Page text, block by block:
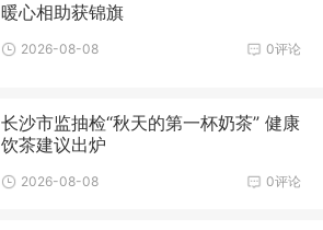
暖心相助获锦旗
0评论
2026-08-08
长沙市监抽检“秋天的第一杯奶茶” 健康
饮茶建议出炉
0评论
2026-08-08